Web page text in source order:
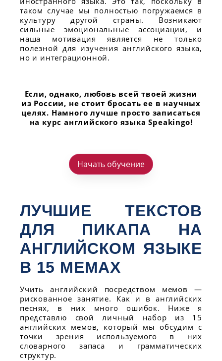
таком случае мы полностью погружаемся в
культуру другой страны. Возникают
сильные эмоциональные ассоциации, и
наша мотивация является не только
полезной для изучения английского языка,
но и интеграционной.
Если, однако, любовь всей твоей жизни
из России, не стоит бросать ее в научных
целях. Намного лучше просто записаться
на курс английского языка Speakingo!
Начать обучение
ЛУЧШИЕ ТЕКСТОВ
ДЛЯ ПИКАПА НА
АНГЛИЙСКОМ ЯЗЫКЕ
В 15 МЕМАХ
Учить английский посредством мемов —
рискованное занятие. Как и в английских
песнях, в них много ошибок. Ниже я
представлю свой личный набор из 15
английских мемов, который мы обсудим с
точки зрения используемого в них
словарного запаса и грамматических
структур.